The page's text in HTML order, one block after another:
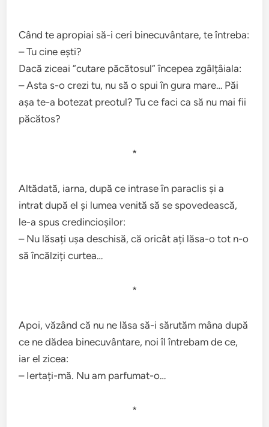
Când te apropiai să-i ceri binecuvântare, te întreba:
– Tu cine ești?
Dacă ziceai ”cutare păcătosul” începea zgâlțâiala:
– Asta s-o crezi tu, nu să o spui în gura mare… Păi
așa te-a botezat preotul? Tu ce faci ca să nu mai fii
păcătos?
*
Altădată, iarna, după ce intrase în paraclis și a
intrat după el și lumea venită să se spovedească,
le-a spus credincioșilor:
– Nu lăsați ușa deschisă, că oricât ați lăsa-o tot n-o
să încălziți curtea…
*
Apoi, văzând că nu ne lăsa să-i sărutăm mâna după
ce ne dădea binecuvântare, noi îl întrebam de ce,
iar el zicea:
– Iertați-mă. Nu am parfumat-o…
*